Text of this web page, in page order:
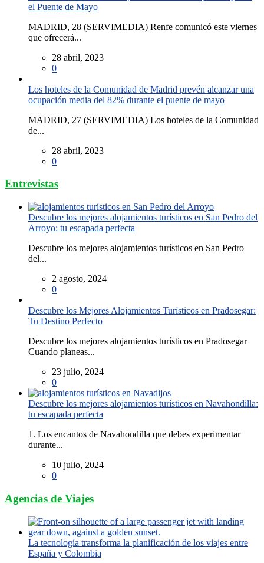
el Puente de Mayo
MADRID, 28 (SERVIMEDIA) Renfe comunicó este viernes
que ofrecerá...
28 abril, 2023
0
Los hoteles de la Comunidad de Madrid prevén alcanzar una
ocupación media del 82% durante el puente de mayo
MADRID, 27 (SERVIMEDIA) Los hoteles de la Comunidad
de...
28 abril, 2023
0
Entrevistas
Descubre los mejores alojamientos turísticos en San Pedro del
Arroyo: tu escapada perfecta
Descubre los mejores alojamientos turísticos en San Pedro
del...
2 agosto, 2024
0
Descubre los Mejores Alojamientos Turísticos en Pradosegar:
Tu Destino Perfecto
Descubre los mejores alojamientos turísticos en Pradosegar
Cuando planeas...
23 julio, 2024
0
Descubre los mejores alojamientos turísticos en Navahondilla:
tu escapada perfecta
1. Los encantos de Navahondilla que debes experimentar
durante...
10 julio, 2024
0
Agencias de Viajes
La tecnología transforma la planificación de los viajes entre
España y Colombia